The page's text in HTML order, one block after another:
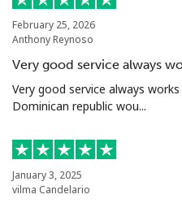
February 25, 2026
Anthony Reynoso
Very good service always
Very good service always
Dominican republic wou...
January 3, 2025
vilma Candelario